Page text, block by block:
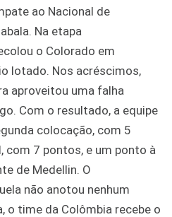
ao Nacional de
Na etapa
o Colorado em
lotado. Nos acréscimos,
aproveitou uma falha
Com o resultado, a equipe
colocação, com 5
com 7 pontos, e um ponto à
de Medellin. O
não anotou nenhum
o time da Colômbia recebe o